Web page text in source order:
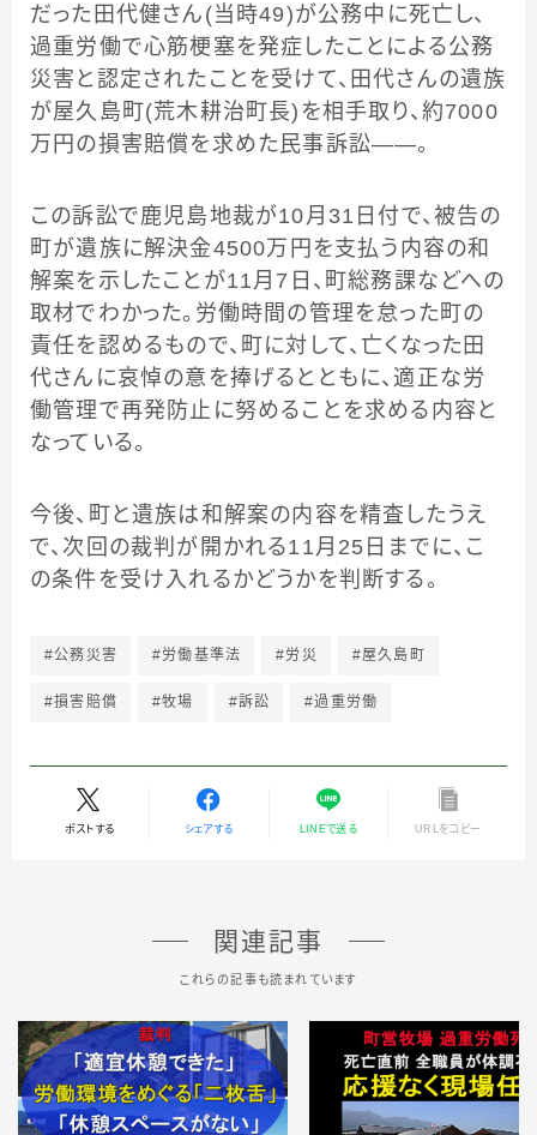
だった田代健さん(当時49)が公務中に死亡し、
過重労働で心筋梗塞を発症したことによる公務
災害と認定されたことを受けて、田代さんの遺族
が屋久島町(荒木耕治町長)を相手取り、約7000
万円の損害賠償を求めた民事訴訟――。
この訴訟で鹿児島地裁が10月31日付で、被告の
町が遺族に解決金4500万円を支払う内容の和
解案を示したことが11月7日、町総務課などへの
取材でわかった。労働時間の管理を怠った町の
責任を認めるもので、町に対して、亡くなった田
代さんに哀悼の意を捧げるとともに、適正な労
働管理で再発防止に努めることを求める内容と
なっている。
今後、町と遺族は和解案の内容を精査したうえ
で、次回の裁判が開かれる11月25日までに、こ
の条件を受け入れるかどうかを判断する。
#公務災害 #労働基準法 #労災 #屋久島町
#損害賠償 #牧場 #訴訟 #過重労働
ポストする シェアする LINEで送る URLをコピー
関連記事
これらの記事も読まれています